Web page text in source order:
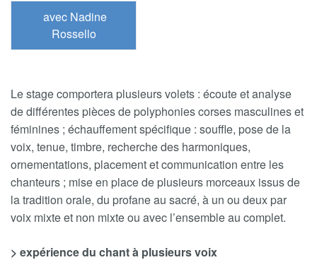
avec Nadine
Rossello
Le stage comportera plusieurs volets : écoute et analyse
de différentes pièces de polyphonies corses masculines et
féminines ; échauffement spécifique : souffle, pose de la
voix, tenue, timbre, recherche des harmoniques,
ornementations, placement et communication entre les
chanteurs ; mise en place de plusieurs morceaux issus de
la tradition orale, du profane au sacré, à un ou deux par
voix mixte et non mixte ou avec l’ensemble au complet.
> expérience du chant à plusieurs voix